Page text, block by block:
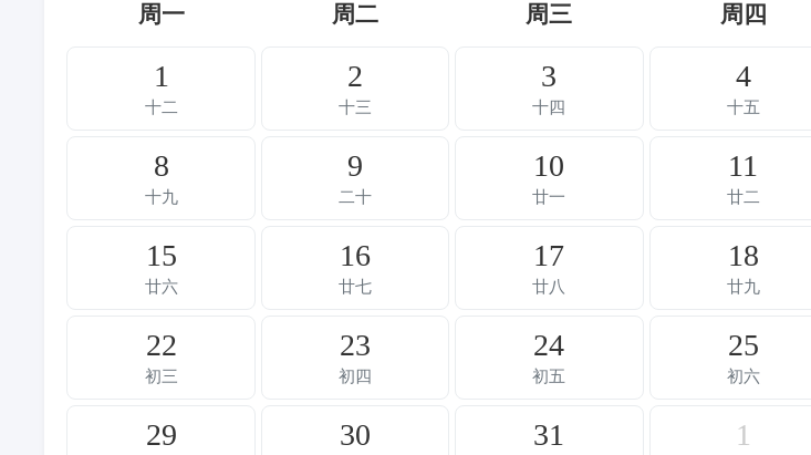
周一 周二 周三 周四
1
十二
2
十三
3
十四
4
十五
8
十九
9
二十
10
廿一
11
廿二
15
廿六
16
廿七
17
廿八
18
廿九
22
初三
23
初四
24
初五
25
初六
29 30 31 1